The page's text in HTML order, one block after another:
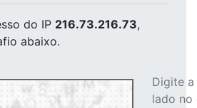
do IP 216.73.216.73,
abaixo.
Digite
lado no